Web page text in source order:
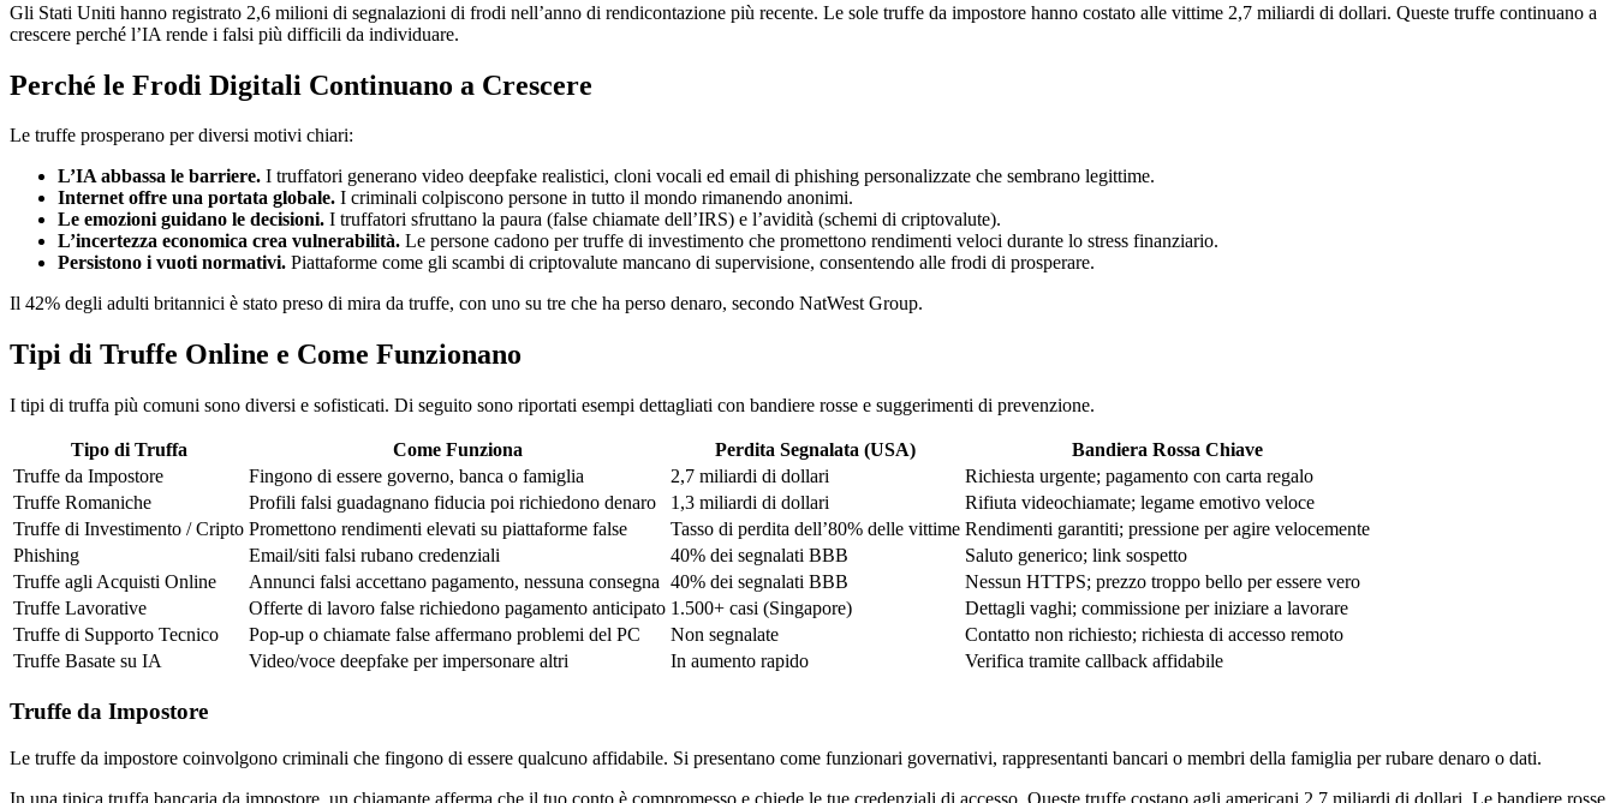
Gli Stati Uniti hanno registrato 2,6 milioni di segnalazioni di frodi nell’anno di rendicontazione più recente. Le sole truffe da impostore hanno costato alle vittime 2,7 miliardi di dollari. Queste truffe continuano a
crescere perché l’IA rende i falsi più difficili da individuare.
Perché le Frodi Digitali Continuano a Crescere
Le truffe prosperano per diversi motivi chiari:
L’IA abbassa le barriere. I truffatori generano video deepfake realistici, cloni vocali ed email di phishing personalizzate che sembrano legittime.
Internet offre una portata globale. I criminali colpiscono persone in tutto il mondo rimanendo anonimi.
Le emozioni guidano le decisioni. I truffatori sfruttano la paura (false chiamate dell’IRS) e l’avidità (schemi di criptovalute).
L’incertezza economica crea vulnerabilità. Le persone cadono per truffe di investimento che promettono rendimenti veloci durante lo stress finanziario.
Persistono i vuoti normativi. Piattaforme come gli scambi di criptovalute mancano di supervisione, consentendo alle frodi di prosperare.
Il 42% degli adulti britannici è stato preso di mira da truffe, con uno su tre che ha perso denaro, secondo NatWest Group.
Tipi di Truffe Online e Come Funzionano
I tipi di truffa più comuni sono diversi e sofisticati. Di seguito sono riportati esempi dettagliati con bandiere rosse e suggerimenti di prevenzione.
Tipo di Truffa Come Funziona Perdita Segnalata (USA)
Bandiera Rossa Chiave
Truffe da Impostore
Fingono di essere governo, banca o famiglia 2,7 miliardi di dollari
Richiesta urgente; pagamento con carta regalo
Truffe Romaniche
Profili falsi guadagnano fiducia poi richiedono denaro 1,3 miliardi di dollari
Rifiuta videochiamate; legame emotivo veloce
Truffe di Investimento / Cripto Promettono rendimenti elevati su piattaforme false Tasso di perdita dell’80% delle vittime Rendimenti garantiti; pressione per agire velocemente
Phishing
Email/siti falsi rubano credenziali 40% dei segnalati BBB
Saluto generico; link sospetto
Truffe agli Acquisti Online
Annunci falsi accettano pagamento, nessuna consegna 40% dei segnalati BBB
Nessun HTTPS; prezzo troppo bello per essere vero
Truffe Lavorative
Offerte di lavoro false richiedono pagamento anticipato 1.500+ casi (Singapore)
Dettagli vaghi; commissione per iniziare a lavorare
Truffe di Supporto Tecnico
Pop-up o chiamate false affermano problemi del PC Non segnalate
Contatto non richiesto; richiesta di accesso remoto
Truffe Basate su IA
Video/voce deepfake per impersonare altri In aumento rapido Verifica tramite callback affidabile
Truffe da Impostore
Le truffe da impostore coinvolgono criminali che fingono di essere qualcuno affidabile. Si presentano come funzionari governativi, rappresentanti bancari o membri della famiglia per rubare denaro o dati.
In una tipica truffa bancaria da impostore, un chiamante afferma che il tuo conto è compromesso e chiede le tue credenziali di accesso. Queste truffe costano agli americani 2,7 miliardi di dollari. Le bandiere rosse